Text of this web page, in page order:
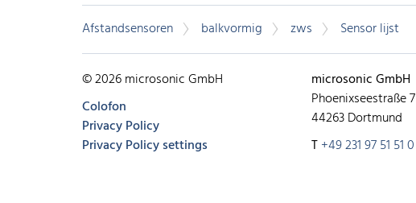
Afstandsensoren balkvormig zws Sensor lijst
© 2026 microsonic GmbH
Colofon
Privacy Policy
Privacy Policy settings
microsonic GmbH
Phoenixseestraße 7
44263 Dortmund
T+49 231 97 51 51 0